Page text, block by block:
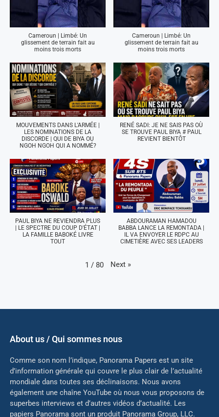
Cameroun | Limbé: Un
glissement de terrain fait au
moins trois morts
Cameroun | Limbé: Un
glissement de terrain fait au
moins trois morts
MOUVEMENTS DANS L'ARMÉE |
LES NOMINATIONS DE LA
DISCORDE | QUI DE BIYA OU
NGOH NGOH QUI A NOMMÉ?
RENÉ SADI: JE NE SAIS PAS OÙ
SE TROUVE PAUL BIYA # PAUL
REVIENT BIENTÔT
PAUL BIYA NE REVIENDRA PLUS
| LE SPECTRE DU COUP D'ÉTAT |
LA FAMILLE BABOKÉ LIVRE
TOUT
ABDOURAMAN HAMADOU
BABBA LANCE LA REMONTADA |
IL VA ENVOYER LE RDPC AU
CIMETIÈRE AVEC SES LEADERS
1 / 80 Next »
About us / Qui sommes nous
Comme son nom l’indique, Panorama Papers est un site
d’information générale qui couvre le plus clair de l’actualité
mondiale dans toutes ses déclinaisons. Nous avons
également une chaîne YouTube où nous vous proposons de
superbes interviews et d’autres vidéos d’actualité. Les
papiers Panorama sont un produit Panorama Group, LLC.